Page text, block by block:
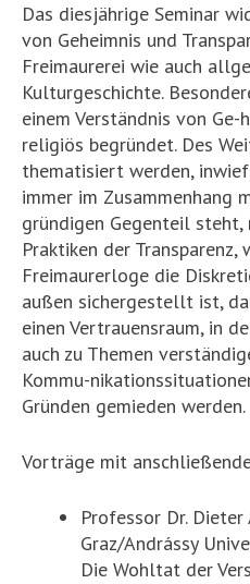
Das diesjährige Seminar
von Geheimnis und
Freimaurerei wie auch
Kulturgeschichte.
einem Verständnis von Ge-
religiös begründet. Des
thematisiert werden,
immer im Zusammenhang
gründigen Gegenteil
Praktiken der
Freimaurerloge die
außen sichergestellt ist,
einen Vertrauensraum, in
auch zu Themen
Kommu-
Gründen gemieden werden.
Vorträge mit
Professor Dr.
Graz/Andrássy
Die Wohltat der